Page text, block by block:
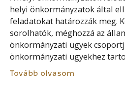
helyi önkormányzatok által
feladatokat határozzák meg.
sorolhatók, méghozzá az
önkormányzati ügyek
önkormányzati ügyekhez
Tovább olvasom